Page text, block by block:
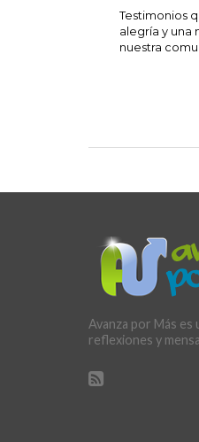
Testimonios
alegría y una
nuestra
Avanza por Más
reflexiones y